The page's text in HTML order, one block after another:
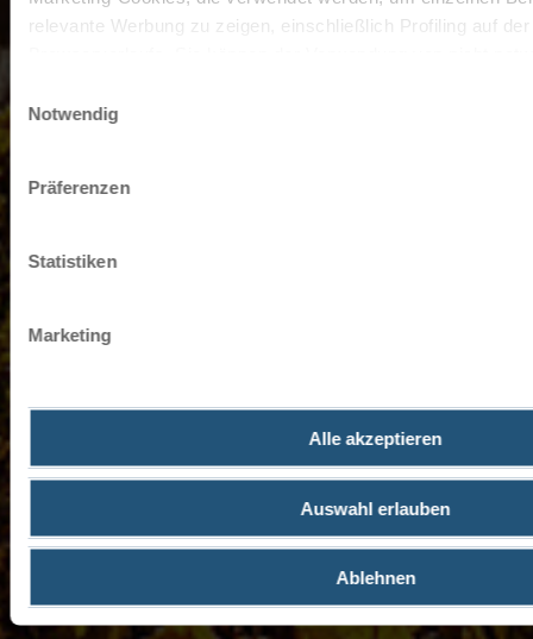
relevante Werbung zu zeigen, einschließlich Profiling auf
entscheiden, nur notwendige Cookies zu verwenden, indem
Impressum
Notwendig
Präferenzen
Statistiken
Marketing
Alle akzeptieren
Auswahl erlauben
Ablehnen